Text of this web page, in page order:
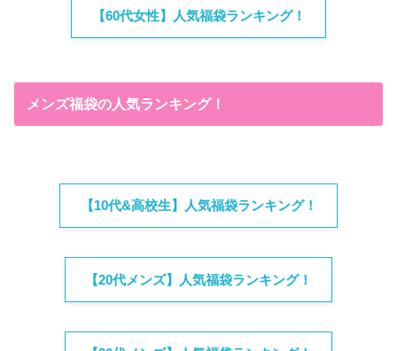
【60代女性】人気福袋ランキング！
メンズ福袋の人気ランキング！
【10代&高校生】人気福袋ランキング！
【20代メンズ】人気福袋ランキング！